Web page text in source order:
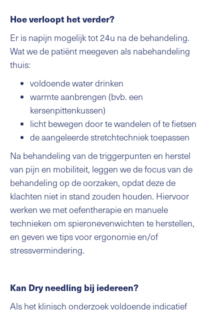
Hoe verloopt het verder?
Er is napijn mogelijk tot 24u na de behandeling.
Wat we de patiënt meegeven als nabehandeling
thuis:
voldoende water drinken
warmte aanbrengen (bvb. een
kersenpittenkussen)
licht bewegen door te wandelen of te fietsen
de aangeleerde stretchtechniek toepassen
Na behandeling van de triggerpunten en herstel
van pijn en mobiliteit, leggen we de focus van de
behandeling op de oorzaken, opdat deze de
klachten niet in stand zouden houden. Hiervoor
werken we met oefentherapie en manuele
technieken om spieronevenwichten te herstellen,
en geven we tips voor ergonomie en/of
stressvermindering.
Kan Dry needling bij iedereen?
Als het klinisch onderzoek voldoende indicatief